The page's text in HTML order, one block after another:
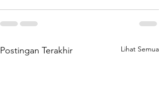
Postingan Terakhir Lihat Semua